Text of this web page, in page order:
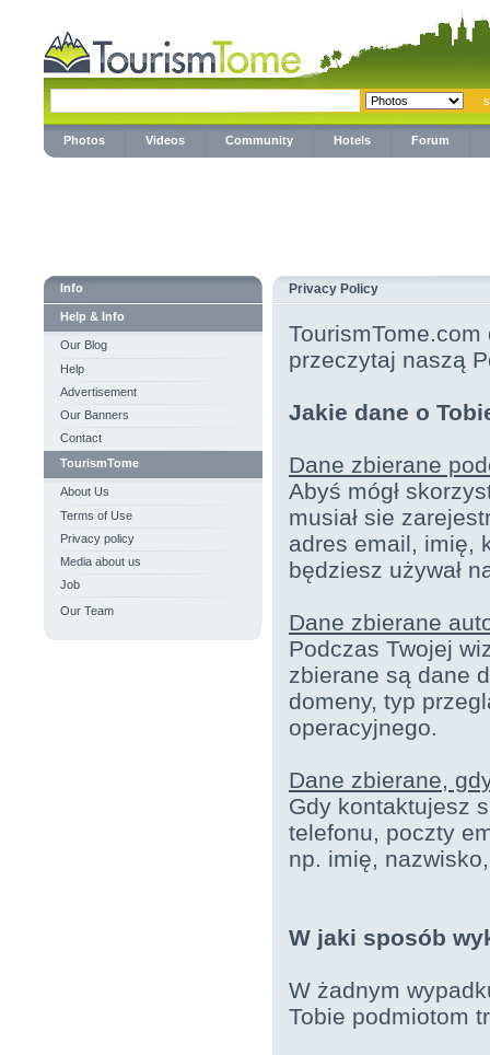
Photos Videos Community Hotels Forum
Info
Help & Info
Our Blog
Help
Advertisement
Our Banners
Contact
TourismTome
About Us
Terms of Use
Privacy policy
Media about us
Job
Our Team
Privacy Policy
przeczytaj naszą
Jakie dane o
Dane zbierane
Abyś mógł
musiał sie
adres email, imię,
będziesz używał
Dane zbierane
Podczas Twojej
zbierane są dane
domeny, typ
operacyjnego.
Dane zbierane,
Gdy kontaktujesz
telefonu, poczty
np. imię,
W jaki sposób
W żadnym
Tobie podmiotom